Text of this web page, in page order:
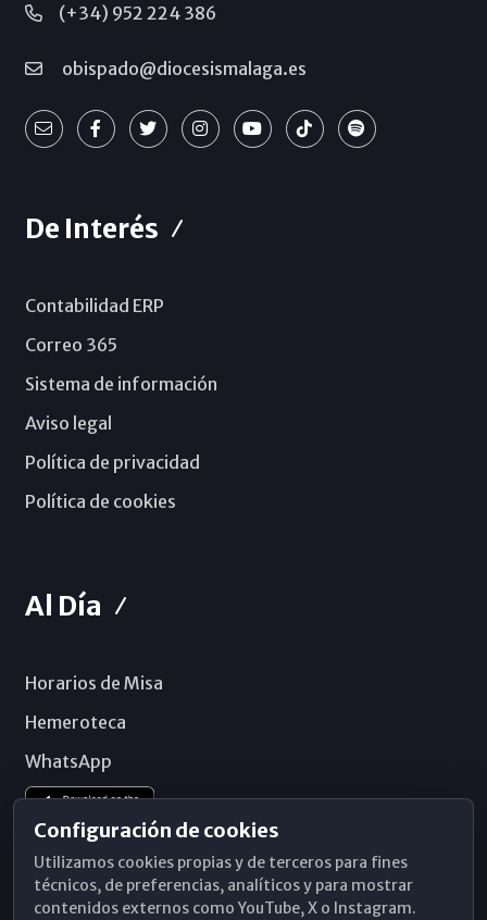
(+34) 952 224 386
obispado@diocesismalaga.es
De Interés
Contabilidad ERP
Correo 365
Sistema de información
Aviso legal
Política de privacidad
Política de cookies
Al Día
Horarios de Misa
Hemeroteca
WhatsApp
Configuración de cookies
Utilizamos cookies propias y de terceros para fines
técnicos, de preferencias, analíticos y para mostrar
contenidos externos como YouTube, X o Instagram.